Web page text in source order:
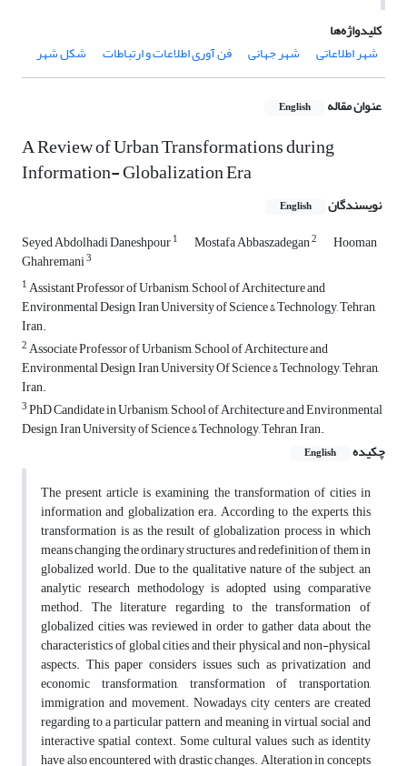
کلیدواژه‌ها
شهر اطلاعاتی
شهر جهانی فن آوری اطلاعات و ارتباطات شکل شهر
عنوان مقاله English
A Review of Urban Transformations during
Information- Globalization Era
نویسندگان English
Seyed Abdolhadi Daneshpour1 Mostafa Abbaszadegan2 Hooman
Ghahremani3
1Assistant Professor of Urbanism, School of Architecture and
Environmental Design, Iran University of Science & Technology, Tehran,
Iran.
2Associate Professor of Urbanism, School of Architecture and
Environmental Design, Iran University Of Science & Technology, Tehran,
Iran.
3PhD Candidate in Urbanism, School of Architecture and Environmental
Design, Iran University of Science & Technology, Tehran, Iran.
چکیده
English
The present article is examining the transformation of cities in
information and globalization era. According to the experts, this
transformation is as the result of globalization process in which
means changing the ordinary structures and redefinition of them in
globalized world. Due to the qualitative nature of the subject, an
analytic research methodology is adopted using comparative
method. The literature regarding to the transformation of
globalized cities was reviewed in order to gather data about the
characteristics of global cities and their physical and non-physical
aspects. This paper considers issues such as privatization and
economic transformation, transformation of transportation,
immigration and movement. Nowadays, city centers are created
regarding to a particular pattern and meaning in virtual social and
interactive spatial context. Some cultural values such as identity
have also encountered with drastic changes. Alteration in concepts